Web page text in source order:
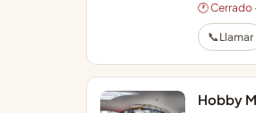
🕐 Cerrado
📞Llamar
Hobby